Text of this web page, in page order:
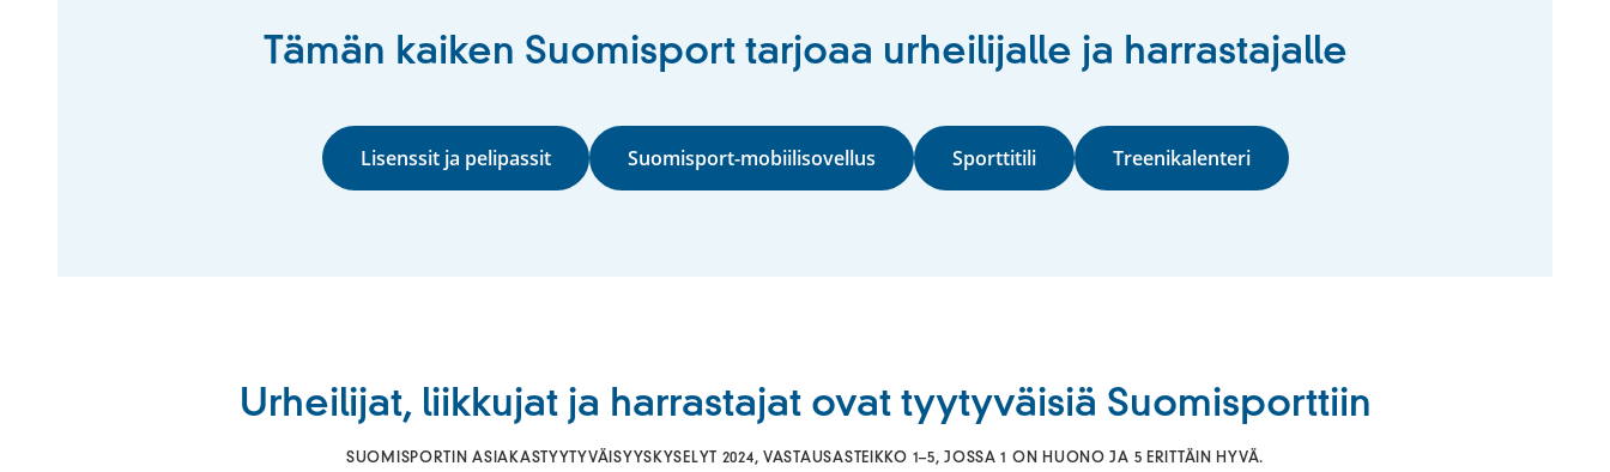
Tämän kaiken Suomisport tarjoaa urheilijalle ja harrastajalle
Lisenssit ja pelipassit Suomisport-mobiilisovellus Sporttitili Treenikalenteri
Urheilijat, liikkujat ja harrastajat ovat tyytyväisiä Suomisporttiin
SUOMISPORTIN ASIAKASTYYTYVÄISYYSKYSELYT 2024, VASTAUSASTEIKKO 1–5, JOSSA 1 ON HUONO JA 5 ERITTÄIN HYVÄ.